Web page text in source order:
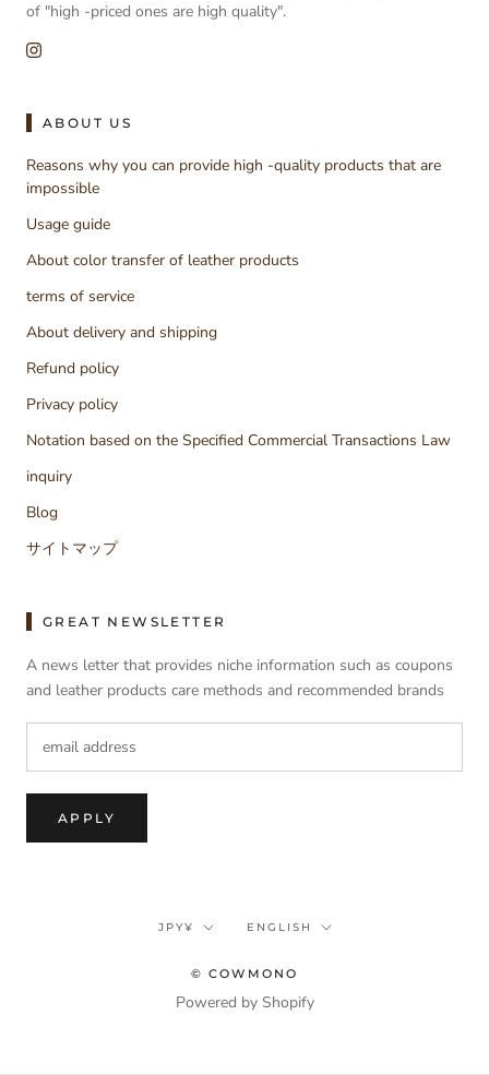
of "high -priced ones are high quality".
ABOUT US
Reasons why you can provide high -quality products that are
impossible
Usage guide
About color transfer of leather products
terms of service
About delivery and shipping
Refund policy
Privacy policy
Notation based on the Specified Commercial Transactions Law
inquiry
Blog
サイトマップ
GREAT NEWSLETTER
A news letter that provides niche information such as coupons
and leather products care methods and recommended brands
APPLY
currency
JPY¥ language
ENGLISH
© COWMONO
Powered by Shopify